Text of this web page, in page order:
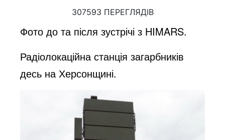
307593 ПЕРЕГЛЯДІВ
Фото до та після зустрічі з HIMARS.
Радіолокаційна станція загарбників
десь на Херсонщині.